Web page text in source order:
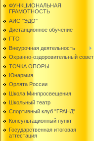
ФУНКЦИОНАЛЬНАЯ
ГРАМОТНОСТЬ
АИС "ЭДО"
Дистанционное обучение
ГТО
Внеурочная деятельность
Охранно-оздоровительный совет
ТОЧКА ОПОРЫ
Юнармия
Орлята России
Школа Минпросвещения
Школьный театр
Спортивный клуб "ГРАНД"
Консультационный пункт
Государственная итоговая
аттестация